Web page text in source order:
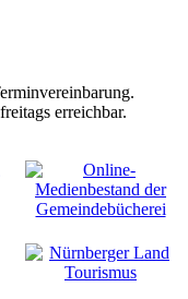
erreichbar.